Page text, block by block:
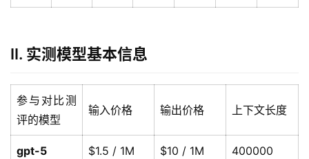
II. 实测模型基本信息
参与对比测
评的模型
输入价格 输出价格 上下文长度
gpt-5 $1.5 / 1M $10 / 1M 400000